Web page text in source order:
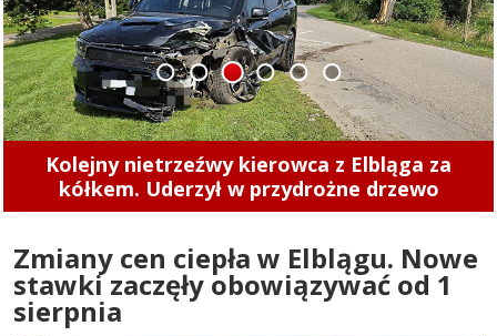
Kolejny nietrzeźwy kierowca z Elbląga za
kółkem. Uderzył w przydrożne drzewo
1 2 3 4 5 6
Zmiany cen ciepła w Elblągu. Nowe
stawki zaczęły obowiązywać od 1
sierpnia